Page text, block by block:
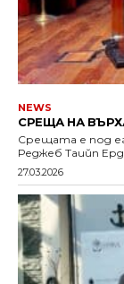
NEWS
СРЕЩА НА
Срещата е под
27.03.2026